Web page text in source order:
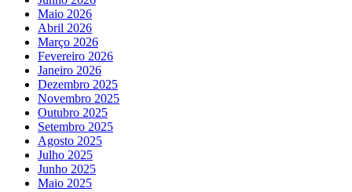
Maio 2026
Abril 2026
Março 2026
Fevereiro 2026
Janeiro 2026
Dezembro 2025
Novembro 2025
Outubro 2025
Setembro 2025
Agosto 2025
Julho 2025
Junho 2025
Maio 2025